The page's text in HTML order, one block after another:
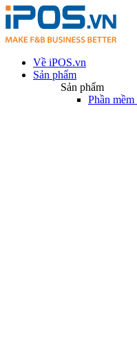
Về iPOS.vn
Sản phẩm
Sản phẩm
Phần